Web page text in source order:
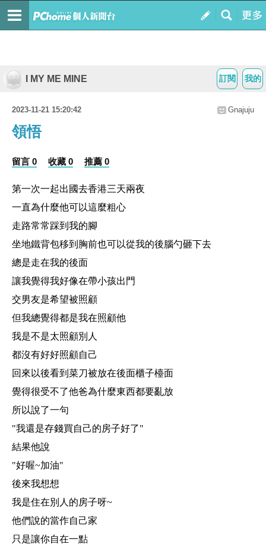
我的
訂閱
I MY ME MINE
2023-11-21 15:20:42 Gnajuju
領悟
留言 0 收藏 0 推薦 0
第一次一起出國去香港三天兩夜
一直為什麼他可以這麼粗心
走路常常踩到我的腳
坐地鐵背包移到胸前也可以從我的後腦勺砸下去
總是走在我的後面
讓我覺得我好像在帶小孩出門
交男友是希望被照顧
但我總覺得都是我在照顧他
我是不是太照顧別人
都沒有好好照顧自己
回來以後看到菜刀被放在後面櫃子檯面
覺得很受不了他爸為什麼東西都要亂放
所以說了一句
"我還是存錢買自己的房子好了"
結果他說
"好喔~加油"
後來我想想
我是住在別人的房子呀~
他們說的當作自己家
只是讓你自在一點